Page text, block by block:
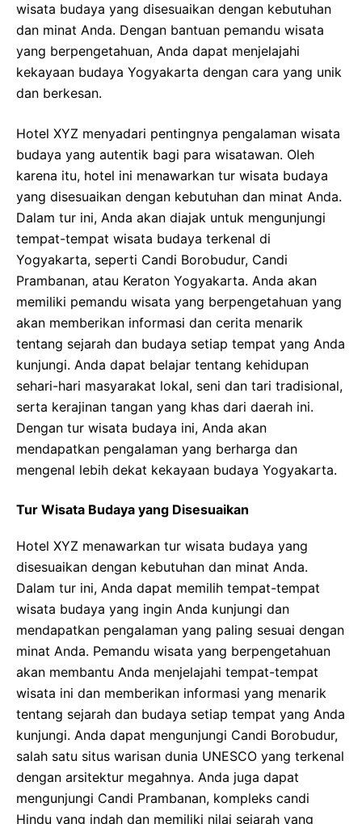
wisata budaya yang disesuaikan dengan kebutuhan
dan minat Anda. Dengan bantuan pemandu wisata
yang berpengetahuan, Anda dapat menjelajahi
kekayaan budaya Yogyakarta dengan cara yang unik
dan berkesan.
Hotel XYZ menyadari pentingnya pengalaman wisata
budaya yang autentik bagi para wisatawan. Oleh
karena itu, hotel ini menawarkan tur wisata budaya
yang disesuaikan dengan kebutuhan dan minat Anda.
Dalam tur ini, Anda akan diajak untuk mengunjungi
tempat-tempat wisata budaya terkenal di
Yogyakarta, seperti Candi Borobudur, Candi
Prambanan, atau Keraton Yogyakarta. Anda akan
memiliki pemandu wisata yang berpengetahuan yang
akan memberikan informasi dan cerita menarik
tentang sejarah dan budaya setiap tempat yang Anda
kunjungi. Anda dapat belajar tentang kehidupan
sehari-hari masyarakat lokal, seni dan tari tradisional,
serta kerajinan tangan yang khas dari daerah ini.
Dengan tur wisata budaya ini, Anda akan
mendapatkan pengalaman yang berharga dan
mengenal lebih dekat kekayaan budaya Yogyakarta.
Tur Wisata Budaya yang Disesuaikan
Hotel XYZ menawarkan tur wisata budaya yang
disesuaikan dengan kebutuhan dan minat Anda.
Dalam tur ini, Anda dapat memilih tempat-tempat
wisata budaya yang ingin Anda kunjungi dan
mendapatkan pengalaman yang paling sesuai dengan
minat Anda. Pemandu wisata yang berpengetahuan
akan membantu Anda menjelajahi tempat-tempat
wisata ini dan memberikan informasi yang menarik
tentang sejarah dan budaya setiap tempat yang Anda
kunjungi. Anda dapat mengunjungi Candi Borobudur,
salah satu situs warisan dunia UNESCO yang terkenal
dengan arsitektur megahnya. Anda juga dapat
mengunjungi Candi Prambanan, kompleks candi
Hindu yang indah dan memiliki nilai sejarah yang